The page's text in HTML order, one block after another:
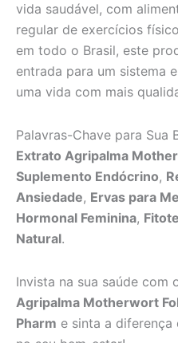
vida saudável, com
regular de exercícios
em todo o Brasil, este
entrada para um sistema
uma vida com mais
Palavras-Chave para Sua
Extrato Agripalma
Suplemento Endócrino,
Ansiedade, Ervas para
Hormonal Feminina,
Natural.
Invista na sua saúde com
Agripalma Motherwort
Pharm e sinta a